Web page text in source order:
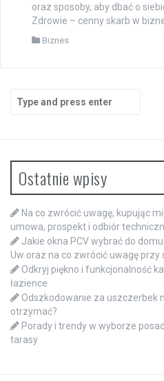
oraz sposoby, aby dbać o
Zdrowie – cenny skarb w
Biznes
for:
Ostatnie wpisy
Na co zwrócić uwagę, kupując
umowa, prospekt i odbiór
Jakie okna PCV wybrać do
Uw oraz na co zwrócić uwagę
Odkryj piękno i funkcjonalność
łazience
Odszkodowanie za uszczerbek
otrzymać?
Porady i trendy w wyborze
tarasy